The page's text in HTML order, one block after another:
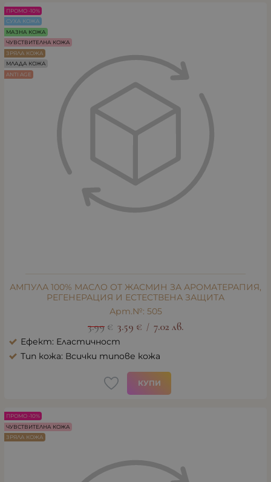
АМПУЛА 100% МАСЛО ОТ ЖАСМИН ЗА АРОМАТЕРАПИЯ,
РЕГЕНЕРАЦИЯ И ЕСТЕСТВЕНА ЗАЩИТА
Арт.№: 505
3.99 € 3.59 € / 7.02 лв.
Ефект: Еластичност
Тип кожа: Всички типове кожа
КУПИ
ПРОМО -10%
СУХА КОЖА
МАЗНА КОЖА
ЧУВСТВИТЕЛНА КОЖА
ЗРЯЛА КОЖА
МЛАДА КОЖА
ANTI AGE
ПРОМО -10%
ЧУВСТВИТЕЛНА КОЖА
ЗРЯЛА КОЖА